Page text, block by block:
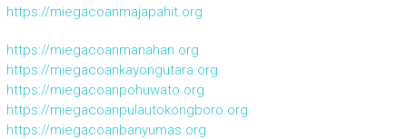
https://miegacoanmajapahit.org
https://miegacoanmanahan.org
https://miegacoankayongutara.org
https://miegacoanpohuwato.org
https://miegacoanpulautokongboro.org
https://miegacoanbanyumas.org